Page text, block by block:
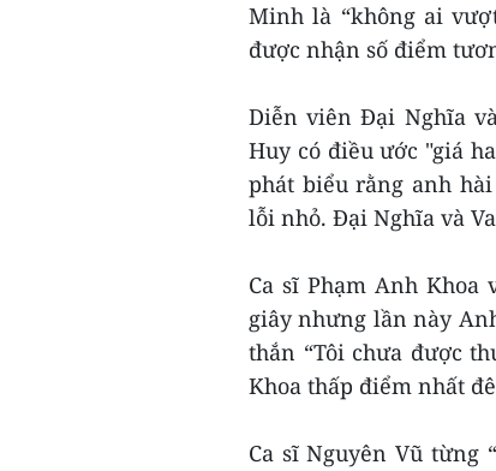
Minh là “không ai
được nhận số điểm
Diễn viên Đại Nghĩa
Huy có điều ước "giá
phát biểu rằng anh
lỗi nhỏ. Đại Nghĩa và
Ca sĩ Phạm Anh
giây nhưng lần này
thắn “Tôi chưa được
Khoa thấp điểm nhất
Ca sĩ Nguyên Vũ từng